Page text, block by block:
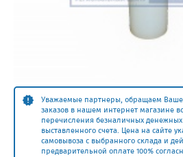
Уважаемые партнеры, обращаем
заказов в нашем интернет магазине
перечисления безналичных денежных
выставленного счета. Цена на сайте
самовывоза с выбранного склада и
предварительной оплате 100%